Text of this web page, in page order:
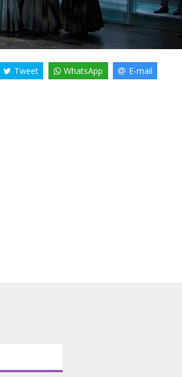
Tweet WhatsApp E-mail